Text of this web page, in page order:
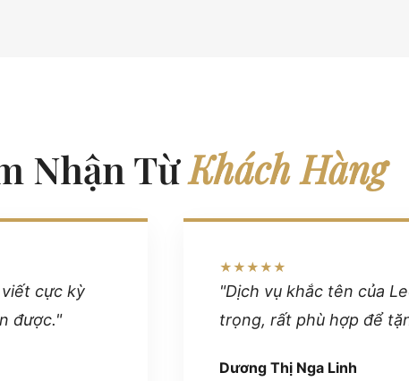
Nhận TừKhách Hàng
cực kỳ
được."
★★★★★
"Dịch vụ khắc tên của
trọng, rất phù hợp để
Dương Thị Nga Linh